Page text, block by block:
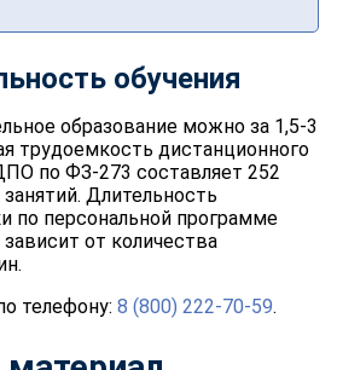
обучения
образование можно за 1,5-3
трудоемкость дистанционного
по ФЗ-273 составляет 252
Длительность
по персональной программе
от количества
телефону: 8 (800) 222-70-59.